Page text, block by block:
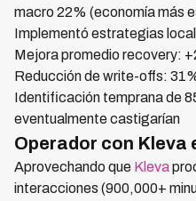
macro 22% (economía más
Implementó estrategias
Mejora promedio recovery:
Reducción de write-offs:
Identificación temprana de
eventualmente castigarían
Operador con Kleva
Aprovechando que Kleva
interacciones (900,000+